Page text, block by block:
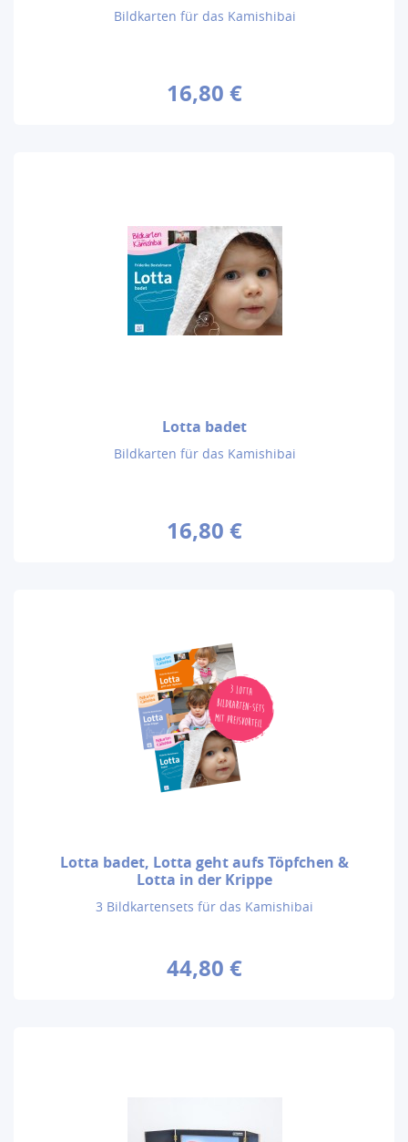
Bildkarten für das Kamishibai
16,80 €
Lotta badet
Bildkarten für das Kamishibai
16,80 €
Lotta badet, Lotta geht aufs Töpfchen &
Lotta in der Krippe
3 Bildkartensets für das Kamishibai
44,80 €